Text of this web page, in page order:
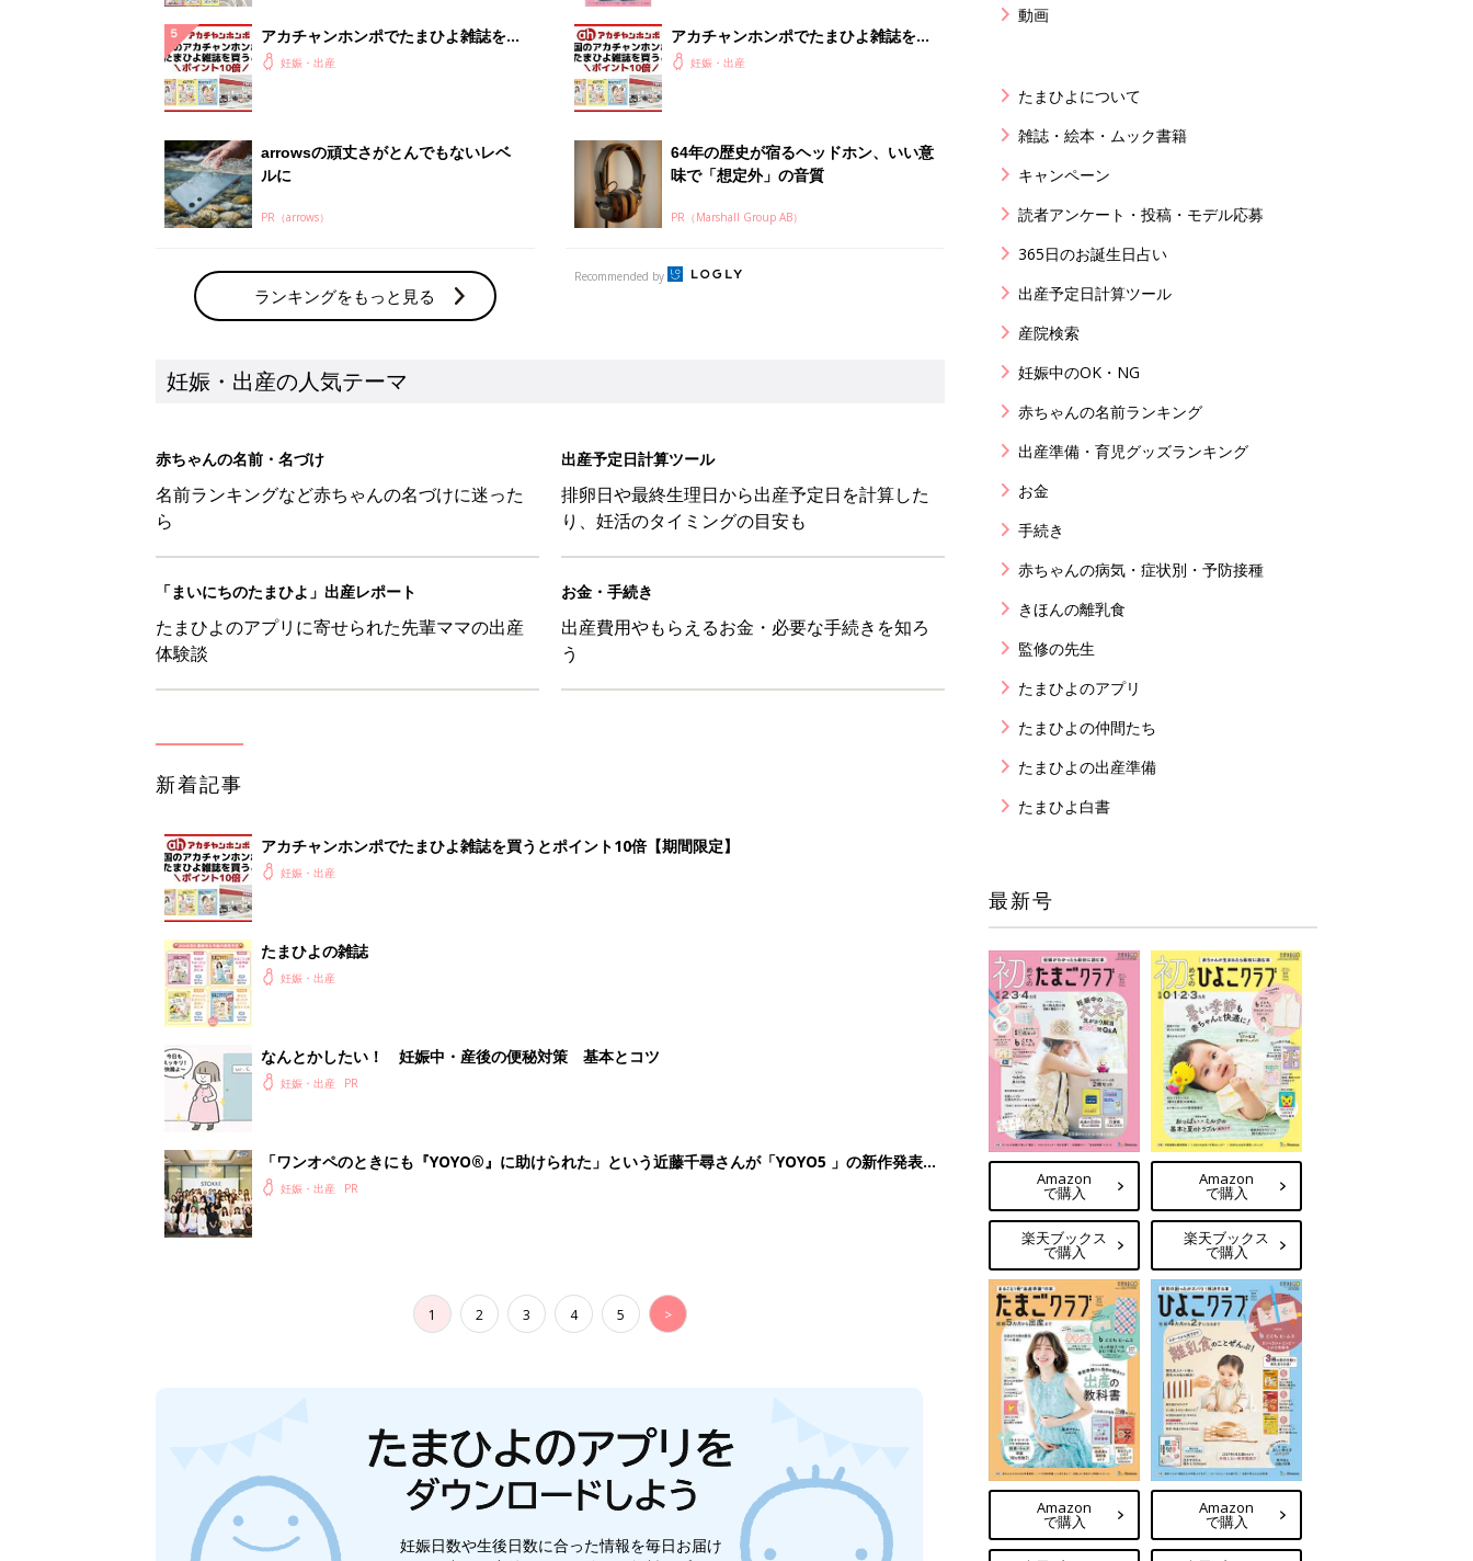
アカチャンホンポでたまひよ雑誌を買
うとポイント10倍【期間限定】
妊娠・出産
arrowsの頑丈さがとんでもないレベ
ルに
PR（arrows）
ランキングをもっと見る
アカチャンホンポでたまひよ雑誌を買
うとポイント10倍【期間限定】
妊娠・出産
64年の歴史が宿るヘッドホン、いい意
味で「想定外」の音質
PR（Marshall Group AB）
Recommended by
妊娠・出産の人気テーマ
赤ちゃんの名前・名づけ
名前ランキングなど赤ちゃんの名づけに迷った
ら
出産予定日計算ツール
排卵日や最終生理日から出産予定日を計算した
り、妊活のタイミングの目安も
「まいにちのたまひよ」出産レポート
たまひよのアプリに寄せられた先輩ママの出産
体験談
お金・手続き
出産費用やもらえるお金・必要な手続きを知ろ
う
新着記事
アカチャンホンポでたまひよ雑誌を買うとポイント10倍【期間限定】
妊娠・出産
たまひよの雑誌
妊娠・出産
なんとかしたい！ 妊娠中・産後の便秘対策 基本とコツ
妊娠・出産
「ワンオペのときにも『YOYO®』に助けられた」という近藤千尋さんが「YOYO5 」の新作発表
会に登場。「YOYO®」を愛用し続けている魅力とは!?
妊娠・出産
1 2 3 4 5 >
妊娠日数や生後日数に合った情報を毎日お届け
動画
たまひよについて
雑誌・絵本・ムック書籍
キャンペーン
読者アンケート・投稿・モデル応募
365日のお誕生日占い
出産予定日計算ツール
産院検索
妊娠中のOK・NG
赤ちゃんの名前ランキング
出産準備・育児グッズランキング
お金
手続き
赤ちゃんの病気・症状別・予防接種
きほんの離乳食
監修の先生
たまひよのアプリ
たまひよの仲間たち
たまひよの出産準備
たまひよ白書
最新号
Amazon
で購入
楽天ブックス
で購入
Amazon
で購入
楽天ブックス
で購入
Amazon
で購入
Amazon
で購入